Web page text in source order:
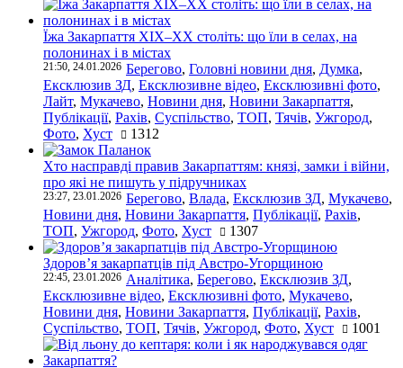
Їжа Закарпаття ХІХ–ХХ століть: що їли в селах, на
полонинах і в містах
21:50, 24.01.2026 Берегово, Головні новини дня, Думка,
Ексклюзив ЗД, Ексклюзивне відео, Ексклюзивні фото,
Лайт, Мукачево, Новини дня, Новини Закарпаття,
Публікації, Рахів, Суспільство, ТОП, Тячів, Ужгород,
Фото, Хуст 1312
Хто насправді правив Закарпаттям: князі, замки і війни,
про які не пишуть у підручниках
23:27, 23.01.2026 Берегово, Влада, Ексклюзив ЗД, Мукачево,
Новини дня, Новини Закарпаття, Публікації, Рахів,
ТОП, Ужгород, Фото, Хуст 1307
Здоров’я закарпатців під Австро-Угорщиною
22:45, 23.01.2026 Аналітика, Берегово, Ексклюзив ЗД,
Ексклюзивне відео, Ексклюзивні фото, Мукачево,
Новини дня, Новини Закарпаття, Публікації, Рахів,
Суспільство, ТОП, Тячів, Ужгород, Фото, Хуст 1001